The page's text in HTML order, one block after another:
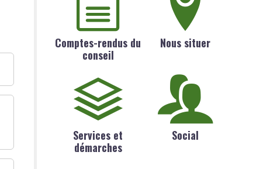
Comptes-rendus du
conseil
Nous situer
Services et
démarches
Social